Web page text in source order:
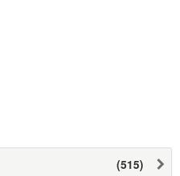
(515)